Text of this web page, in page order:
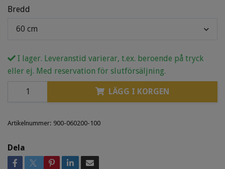
Bredd
60 cm
I lager. Leveranstid varierar, t.ex. beroende på tryck
eller ej. Med reservation för slutförsäljning.
LÄGG I KORGEN
Artikelnummer: 900-060200-100
Dela